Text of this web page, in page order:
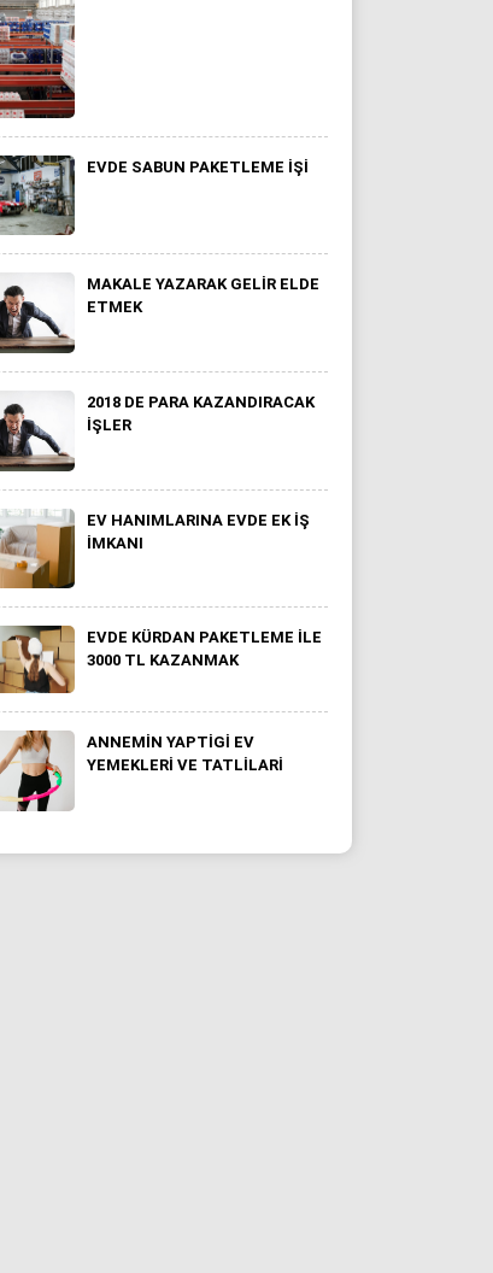
EVDE SABUN PAKETLEME İŞI
MAKALE YAZARAK GELIR ELDE
ETMEK
2018 DE PARA KAZANDIRACAK
İŞLER
EV HANIMLARINA EVDE EK IŞ
IMKANI
EVDE KÜRDAN PAKETLEME İLE
3000 TL KAZANMAK
ANNEMİN YAPTİGİ EV
YEMEKLERI VE TATLİLARI